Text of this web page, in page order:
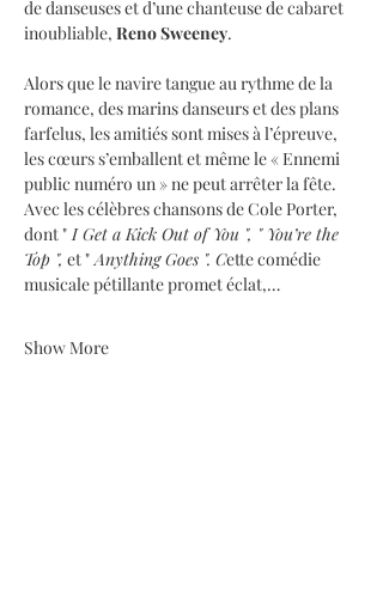
de danseuses et d’une chanteuse de cabaret
inoubliable, Reno Sweeney.
Alors que le navire tangue au rythme de la
romance, des marins danseurs et des plans
farfelus, les amitiés sont mises à l’épreuve,
les cœurs s’emballent et même le « Ennemi
public numéro un » ne peut arrêter la fête.
Avec les célèbres chansons de Cole Porter,
dont " I Get a Kick Out of You ", " You’re the
Top ", et " Anything Goes ". Cette comédie
musicale pétillante promet éclat,…
Show More